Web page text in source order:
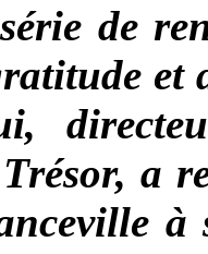
de
et
a